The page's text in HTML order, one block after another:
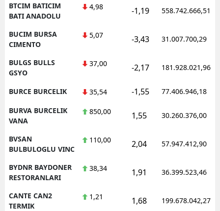
BTCIM BATICIM
BATI ANADOLU
4,98 -1,19 558.742.666,51
BUCIM BURSA
CIMENTO
5,07 -3,43 31.007.700,29
BULGS BULLS
GSYO
37,00 -2,17 181.928.021,96
BURCE BURCELIK 35,54 -1,55 77.406.946,18
BURVA BURCELIK
VANA
850,00 1,55 30.260.376,00
BVSAN
BULBULOGLU VINC
110,00 2,04 57.947.412,90
BYDNR BAYDONER
RESTORANLARI
38,34 1,91 36.399.523,46
CANTE CAN2
TERMIK
1,21 1,68 199.678.042,27